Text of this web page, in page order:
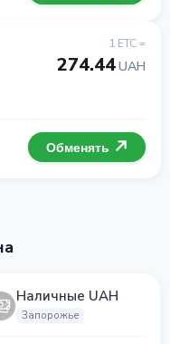
1 ETC =
274.44UAH
Обменять
Наличные UAH
Запорожье